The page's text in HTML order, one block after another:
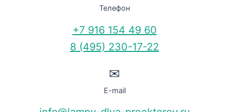
Телефон
+7 916 154 49 60
8 (495) 230-17-22
✉
E-mail